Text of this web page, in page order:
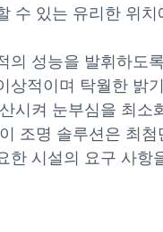
수 있는 유리한 위
의 성능을 발휘하도
상적이며 탁월한 밝
시켜 눈부심을 최
조명 솔루션은 최
한 시설의 요구 사항